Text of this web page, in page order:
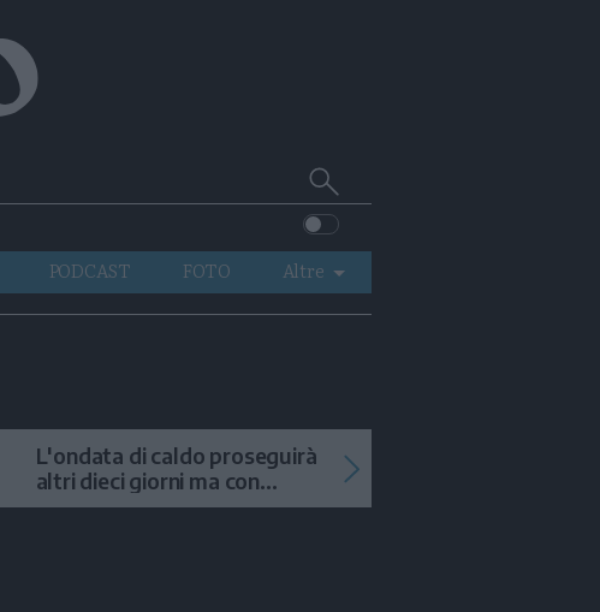
Cerca
su
Trentino
PODCAST FOTO
Altre
VIDEO
L'ondata di caldo proseguirà
altri dieci giorni ma con
temporali